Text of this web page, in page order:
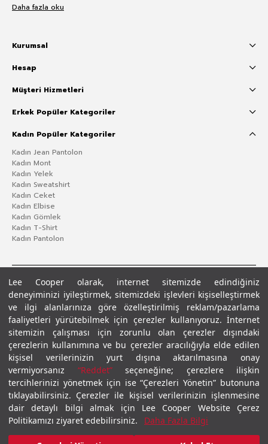
Lee Cooper olarak, internet sitemizde edindiğiniz
deneyiminizi iyileştirmek, sitemizdeki işlevleri kişiselleştirmek
ve ilgi alanlarınıza göre özelleştirilmiş reklam/pazarlama
faaliyetleri yürütebilmek için çerezler kullanıyoruz. İnternet
sitemizin çalışması için zorunlu olan çerezler dışındaki
çerezlerin kullanımına ve bu çerezler aracılığıyla elde edilen
kişisel verilerinizin yurt dışına aktarılmasına onay
vermiyorsanız “Reddet”seçeneğine; çerezlere ilişkin
tercihlerinizi yönetmek için ise “Çerezleri Yönetin” butonuna
tıklayabilirsiniz. Çerezler ile kişisel verilerinizin işlenmesine
dair detaylı bilgi almak için Lee Cooper Website Çerez
Politikamızı ziyaret edebilirsiniz.
Daha Fazla Bilgi
Daha fazla oku
Kurumsal
Hesap
Müşteri Hizmetleri
Erkek Popüler Kategoriler
Kadın Popüler Kategoriler
Kadın Jean Pantolon
Kadın Mont
Kadın Yelek
Kadın Sweatshirt
Kadın Ceket
Kadın Elbise
Kadın Gömlek
Kadın T-Shirt
Kadın Pantolon
Gizlilik PolitikasıÇerez Politikası KVKK Aydınlatma MetniŞartlar ve Koşullar
© 2026 Leecooper - Tüm Hakları Saklıdır.